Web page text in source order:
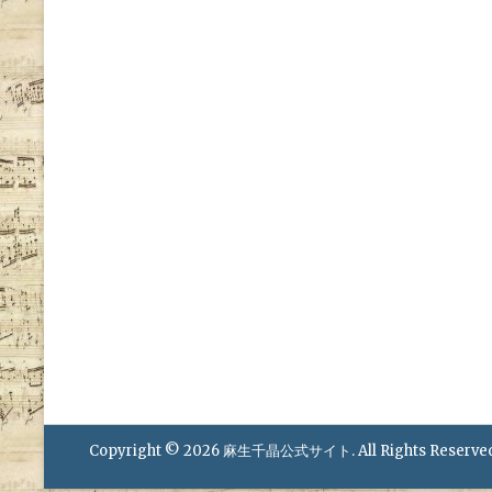
Copyright © 2026 麻生千晶公式サイト . All Rights